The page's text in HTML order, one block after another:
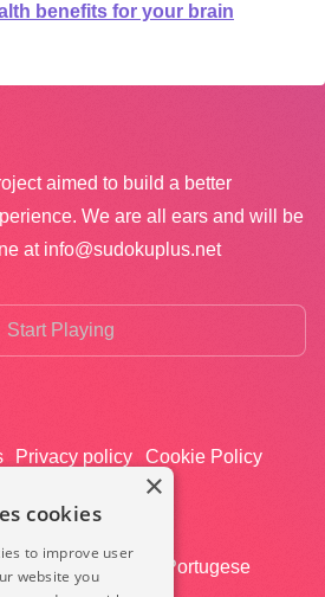
benefits for your brain
aimed to build a better
We are all ears and will be
at info@sudokuplus.net
Start Playing
Privacy policy
Cookie Policy
German
Portugese
×
cookies
to improve user
website you